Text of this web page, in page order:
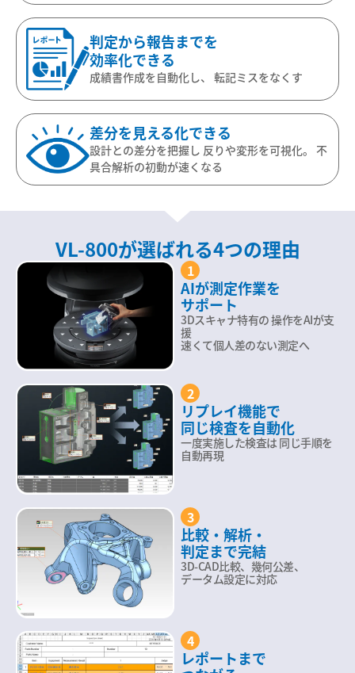
判定から報告までを
効率化できる
成績書作成を自動化し、 転記ミスをなくす
差分を見える化できる
設計との差分を把握し 反りや変形を可視化。
不
具合解析の初動が速くなる
VL-800が選ばれる4つの理由
1
AIが測定作業を
サポート
3Dスキャナ特有の操作をAIが支
援
速くて個人差のない測定へ
2
リプレイ機能で
同じ検査を自動化
一度実施した検査は同じ手順を
自動再現
3
比較・解析・
判定まで完結
3D-CAD比較、幾何公差、
データム設定に対応
4
レポートまで